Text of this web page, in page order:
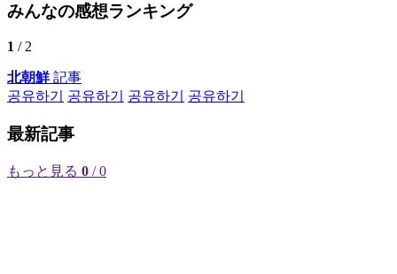
みんなの感想ランキング
1 / 2
北朝鮮記事
공유하기
공유하기 공유하기 공유하기
最新記事
もっと見る 0 / 0